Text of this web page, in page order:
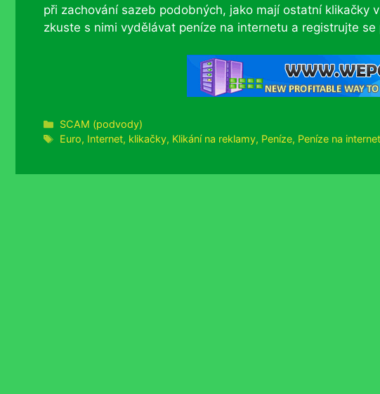
při zachování sazeb podobných, jako mají ostatní klikačky
zkuste s nimi vydělávat peníze na internetu a registrujte se
Rubriky
SCAM (podvody)
Štítky
Euro, Internet, klikačky, Klikání na reklamy, Peníze, Peníze na